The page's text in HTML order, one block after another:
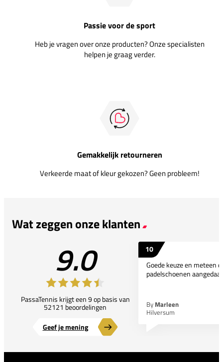
Passie voor de sport
Heb je vragen over onze producten? Onze specialisten
helpen je graag verder.
Gemakkelijk retourneren
Verkeerde maat of kleur gekozen? Geen probleem!
Wat zeggen onze klanten
9.0
PassaTennis krijgt een 9 op basis van
52121 beoordelingen
Geef je mening
10
Goede keuze en meteen
padelschoenen
By Marleen
Hilversum